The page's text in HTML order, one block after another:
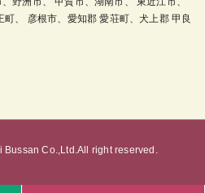
、 彦根市、愛知郡 愛荘町、犬上郡 甲良
Co.,Ltd.All right reserved.